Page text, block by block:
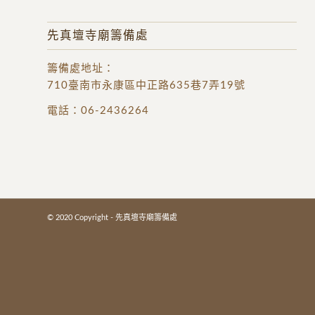
先真壇寺廟籌備處
籌備處地址 ：
710臺南市永康區中正路635巷7弄19號
電話： 06-2436264
© 2020 Copyright - 先真壇寺廟籌備處